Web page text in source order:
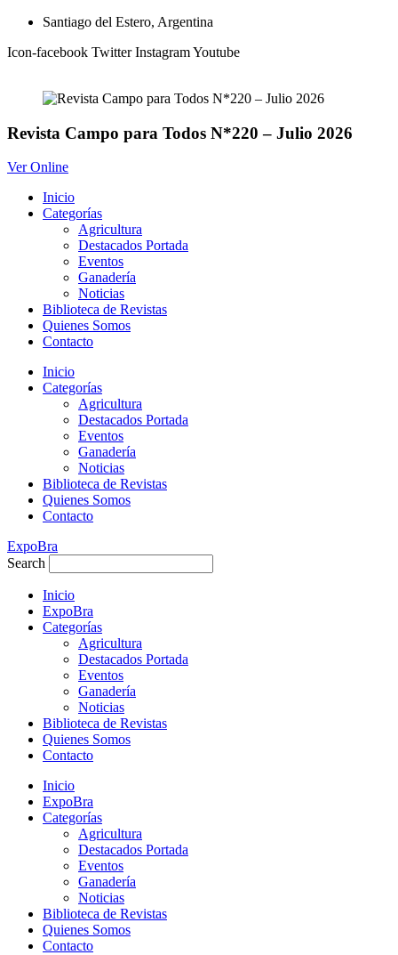
contenido
Santiago del Estero, Argentina
Icon-facebook Twitter InstagramYoutube
Revista Campo para Todos N*220 – Julio 2026
Ver Online
Inicio
Categorías
Agricultura
Destacados Portada
Eventos
Ganadería
Noticias
Biblioteca de Revistas
Quienes Somos
Contacto
Inicio
Categorías
Agricultura
Destacados Portada
Eventos
Ganadería
Noticias
Biblioteca de Revistas
Quienes Somos
Contacto
ExpoBra
Search
Inicio
ExpoBra
Categorías
Agricultura
Destacados Portada
Eventos
Ganadería
Noticias
Biblioteca de Revistas
Quienes Somos
Contacto
Inicio
ExpoBra
Categorías
Agricultura
Destacados Portada
Eventos
Ganadería
Noticias
Biblioteca de Revistas
Quienes Somos
Contacto